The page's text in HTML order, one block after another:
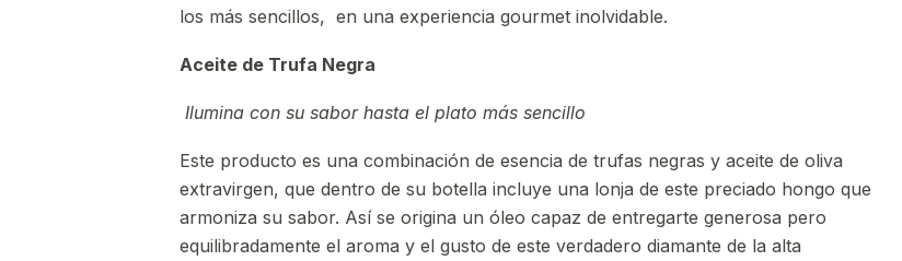
los más sencillos, en una experiencia gourmet inolvidable.
Aceite de Trufa Negra
Ilumina con su sabor hasta el plato más sencillo
Este producto es una combinación de esencia de trufas negras y aceite de oliva
extravirgen, que dentro de su botella incluye una lonja de este preciado hongo que
armoniza su sabor. Así se origina un óleo capaz de entregarte generosa pero
equilibradamente el aroma y el gusto de este verdadero diamante de la alta